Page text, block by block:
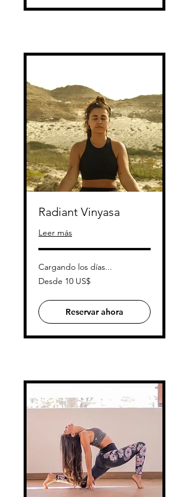
Radiant Vinyasa
Leer más
Cargando los días...
Desde
10
Desde 10 US$
Reservar ahora